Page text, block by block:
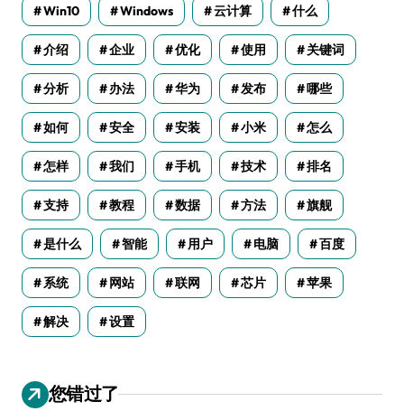
Win10 Windows 云计算 什么
介绍 企业 优化 使用 关键词
分析 办法 华为 发布 哪些
如何 安全 安装 小米 怎么
怎样 我们 手机 技术 排名
支持 教程 数据 方法 旗舰
是什么 智能 用户 电脑 百度
系统 网站 联网 芯片 苹果
解决 设置
您错过了